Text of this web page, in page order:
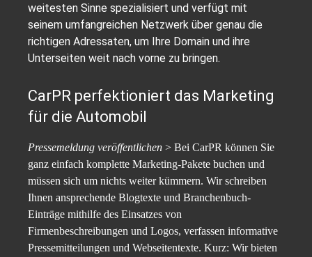
weitesten Sinne spezialisiert und verfügt mit
seinem umfangreichen Netzwerk über genau die
richtigen Adressaten, um Ihre Domain und ihre
Unterseiten weit nach vorne zu bringen.
CarPR perfektioniert das Marketing
für die Automobil
Pressemeldung veröffentlichen > Bei CarPR können Sie
ganz einfach komplette Marketing-Pakete buchen und
müssen sich um nichts weiter kümmern. Wir schreiben
Ihnen ansprechende Blogtexte und Branchenbuch-
Einträge mithilfe des Einsatzes von
Firmenbeschreibungen und Logos, verfassen informative
Pressemitteilungen und Webseitentexte. Kurz: Wir bieten